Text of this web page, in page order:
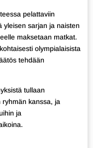
pelattaviin
yleisen sarjan ja naisten
maksetaan matkat.
olympialaisista
tehdään
tullaan
kanssa, ja
ja